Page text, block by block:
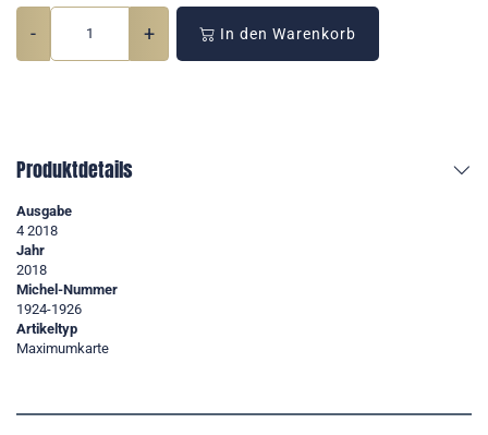
- + In den Warenkorb
Produktdetails
Ausgabe
4 2018
Jahr
2018
Michel-Nummer
1924-1926
Artikeltyp
Maximumkarte